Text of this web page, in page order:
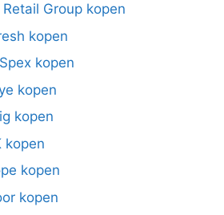
Group kopen
kopen
kopen
kopen
kopen
kopen
kopen
kopen